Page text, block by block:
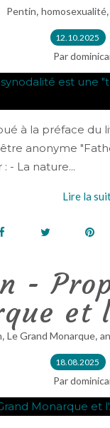
Pentin, homosexualité,
12.10.2025
Par
à la préface du
anonyme
- La nature...
Lire la
-
et
, Le Grand Monarque,
18.08.2025
Par